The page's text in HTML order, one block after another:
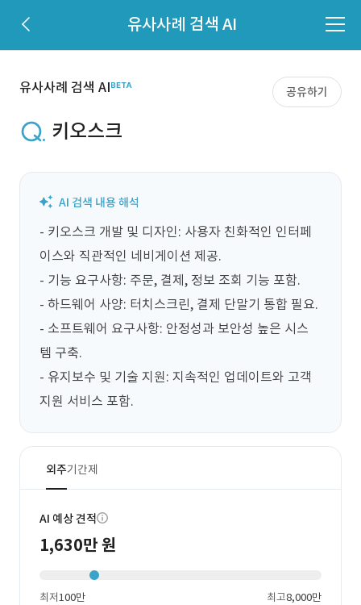
유사사례 검색 AI
유사사례 검색 AI 공유하기
키오스크
- 키오스크 개발 및 디자인: 사용자 친화적인 인터페
이스와 직관적인 네비게이션 제공.
- 기능 요구사항: 주문, 결제, 정보 조회 기능 포함.
- 하드웨어 사양: 터치스크린, 결제 단말기 통합 필요.
- 소프트웨어 요구사항: 안정성과 보안성 높은 시스
템 구축.
- 유지보수 및 기술 지원: 지속적인 업데이트와 고객
지원 서비스 포함.
외주기간제
AI 예상 견적
1,630만 원
최저100만 최고8,000만